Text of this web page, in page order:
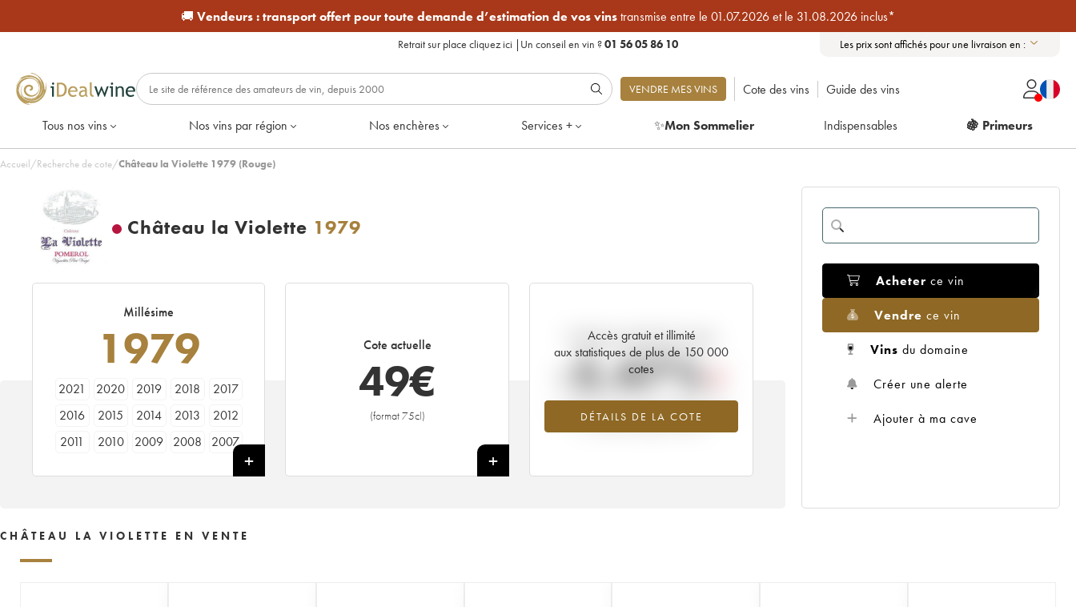
🚚 Vendeurs :transport offert pour toute demande d’estimation de vos vinstransmise entre le 01.07.2026 et le 31.08.2026 inclus*
Retrait sur place cliquez ici | Un conseil en vin ?01 56 05 86 10 Les prix sont affichés pour une livraison en :
VENDRE MES VINS Cote des vins Guide des vins
Tous nos vins Nos vins par région Nos enchères Services + ✨Mon Sommelier Indispensables 🍇 Primeurs
Accueil/Recherche de cote/Château la Violette 1979 (Rouge)
Château la Violette 1979
Millésime
1979
2021 2020 2019 2018
2017
2016
2015 2014 2013
2012
2011
2010 2009 2008
2007
Cote actuelle
49€
(format 75cl)
+
Accès gratuit et illimité
aux statistiques de plus de 150 000
cotes
DÉTAILS DE LA COTE
Tendance actuelle de la cote
-5.47%
Tendance à la baisse du millésime 1979
en 2026 par rapport à 2025
Acheter ce vin
Vendre ce vin
Vins du domaine
Créer une alerte
Ajouter à ma cave
CHÂTEAU LA VIOLETTE EN VENTE